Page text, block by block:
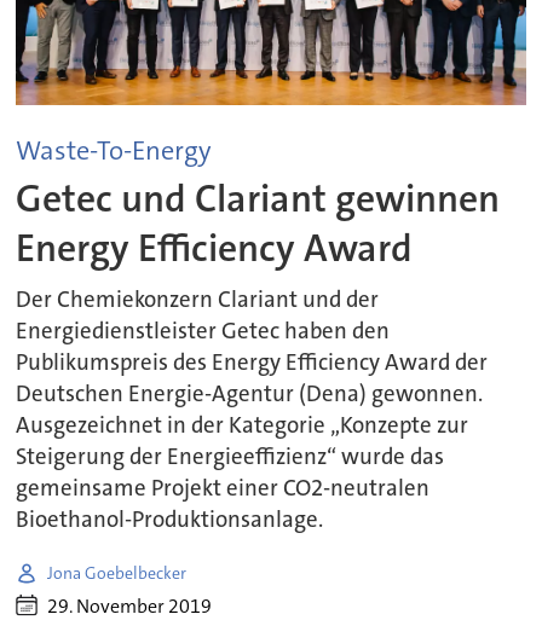
Waste-To-Energy
Getec und Clariant gewinnen
Energy Efficiency Award
Der Chemiekonzern Clariant und der
Energiedienstleister Getec haben den
Publikumspreis des Energy Efficiency Award der
Deutschen Energie-Agentur (Dena) gewonnen.
Ausgezeichnet in der Kategorie „Konzepte zur
Steigerung der Energieeffizienz“ wurde das
gemeinsame Projekt einer CO2-neutralen
Bioethanol-Produktionsanlage.
Jona Goebelbecker
29. November 2019